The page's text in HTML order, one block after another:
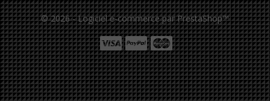
© 2026 - Logiciel e-commerce par PrestaShop™